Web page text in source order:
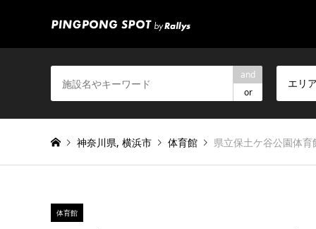
and
or
エリ
神奈川県, 横浜市 体育館 県立保土ケ谷公園体育
体育館